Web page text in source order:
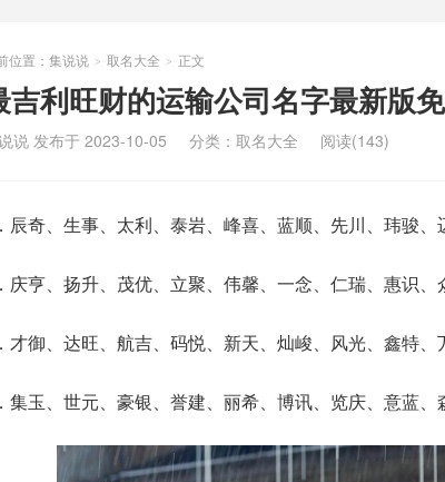
位置： 集说说 > 取名大全 > 正文
吉利旺财的运输公司名字最新版
说 发布于 2023-10-05 分类： 取名大全 阅读(143)
辰奇、生事、太利、泰岩、峰喜、蓝顺、先川、玮骏、
庆亨、扬升、茂优、立聚、伟馨、一念、仁瑞、惠识、
才御、达旺、航吉、码悦、新天、灿峻、风光、鑫特、
集玉、世元、豪银、誉建、丽希、博讯、览庆、意蓝、